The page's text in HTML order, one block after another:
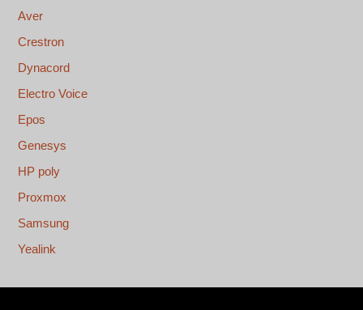
Aver
Crestron
Dynacord
Electro Voice
Epos
Genesys
HP poly
Proxmox
Samsung
Yealink